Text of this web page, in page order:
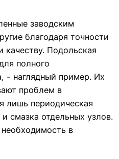
заводским
благодаря точности
качеству. Подольская
полного
- наглядный пример. Их
проблем в
лишь периодическая
смазка отдельных узлов.
в